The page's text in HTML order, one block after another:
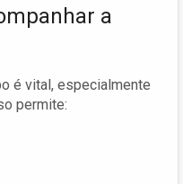
a
é vital, especialmente
permite: